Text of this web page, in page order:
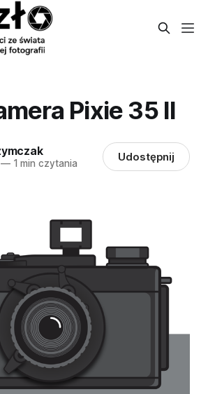
Pixie 35 II
—1 min czytania Udostępnij